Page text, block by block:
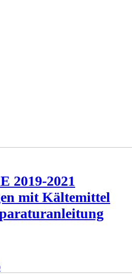
2019-2021
mit Kältemittel